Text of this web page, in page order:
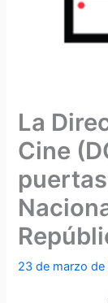
La
Cine
23 de marzo